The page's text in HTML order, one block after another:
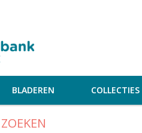
BLADEREN COLLECTIES